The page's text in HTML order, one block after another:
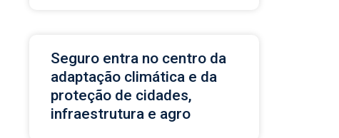
Seguro entra no centro da
adaptação climática e da
proteção de cidades,
infraestrutura e agro